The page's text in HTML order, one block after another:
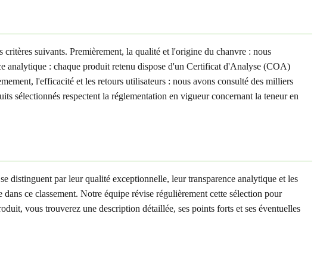
suivants. Premièrement, la qualité et l'origine du chanvre : nous
analytique : chaque produit retenu dispose d'un Certificat d'Analyse (COA)
l'efficacité et les retours utilisateurs : nous avons consulté des milliers
sélectionnés respectent la réglementation en vigueur concernant la teneur en
distinguent par leur qualité exceptionnelle, leur transparence analytique et les
ce classement. Notre équipe révise régulièrement cette sélection pour
vous trouverez une description détaillée, ses points forts et ses éventuelles